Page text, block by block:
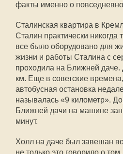
факты именно о
Сталинская квартира в
Сталин практически никогда
все было оборудовано для
жизни и работы Сталина с
проходила на Ближней даче.
км. Еще в советские
автобусная остановка
называлась «9 километр».
Ближней дачи на машине
минут.
Холл на даче был завешан
не только это говорило о